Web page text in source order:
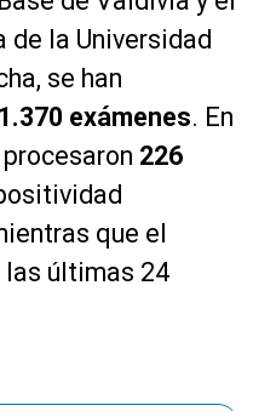
de la Universidad
se han
exámenes. En
226
que el
últimas 24